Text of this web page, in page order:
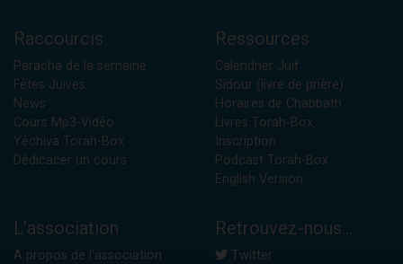
Raccourcis
Paracha de la semaine
Fêtes Juives
News
Cours Mp3-Vidéo
Yéchiva Torah-Box
Dédicacer un cours
Ressources
Calendrier Juif
Sidour (livre de prière)
Horaires de Chabbath
Livres Torah-Box
Inscription
Podcast Torah-Box
English Version
L'association
A propos de l'association
Retrouvez-nous...
Twitter